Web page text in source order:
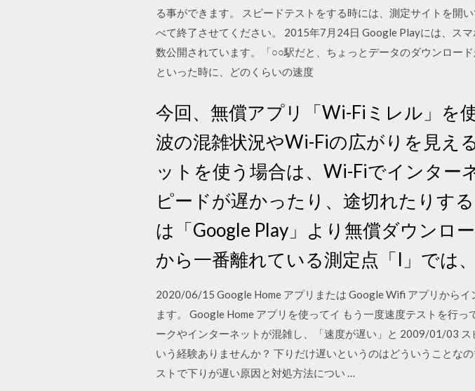
る事ができます。 スピードテストをする時には、測定サイトを開
べて終了させてください。 2015年7月24日 Google Playには、ス
数公開されています。「○○駅だと、ちょっとデータのダウンロー
といった時に、どのくらいの速度
今回、無償アプリ「Wi-Fiミレル」を
波の混雑状況やWi-Fiの広がりを見え
ットを使う場合は、Wi-Fiでインター
ピードが遅かったり、途切れたりす
は「Google Play」より無償ダウンロ
から一番離れている測定点「I」では
2020/06/15 Google Home アプリまたは Google Wifi アプリから
ます。 Google Home アプリを使ってイ もう一度速度テストを行
ークやインターネットが混雑し、「速度が遅い」と 2009/01/03
いう経験ありませんか？ 下りだけ遅いというのはどういうことな
ストで下りが遅い原因と対処方法につい …